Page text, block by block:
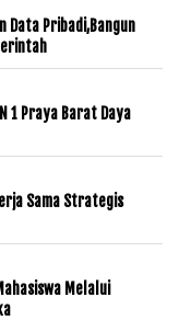
Data Pribadi,Bangun
1 Praya Barat Daya
Sama Strategis
Melalui